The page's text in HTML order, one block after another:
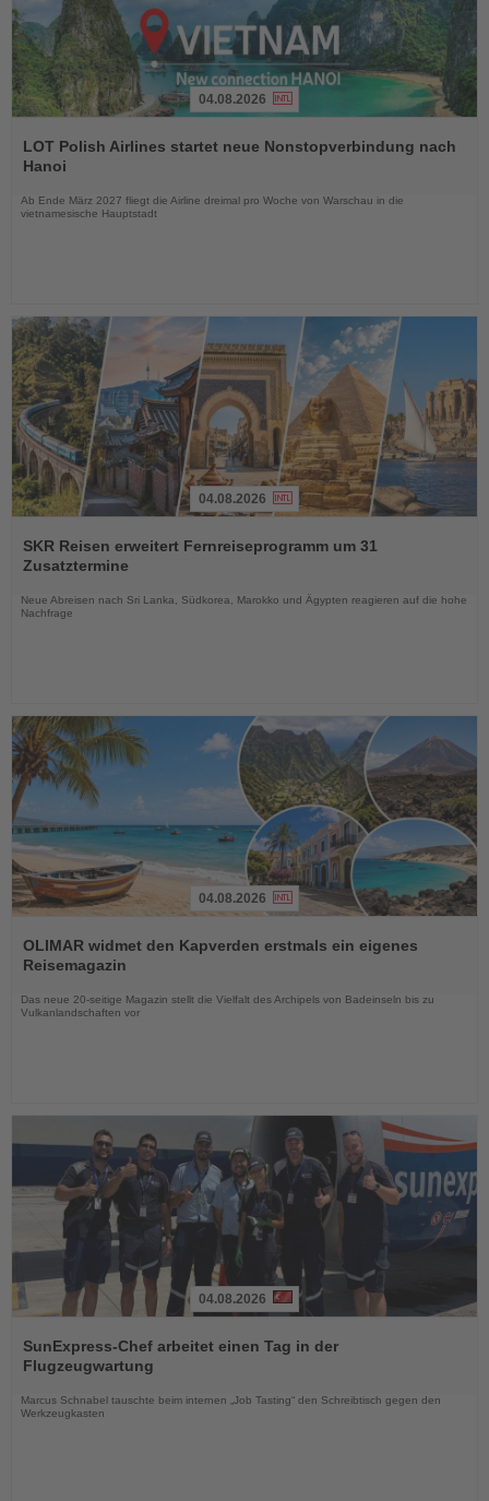
Sie
die
04.08.2026
LOT Polish Airlines startet neue Nonstopverbindung nach
Hanoi
Ab Ende März 2027 fliegt die Airline dreimal pro Woche von Warschau in die
vietnamesische Hauptstadt
Sie
die
04.08.2026
SKR Reisen erweitert Fernreiseprogramm um 31
Zusatztermine
Neue Abreisen nach Sri Lanka, Südkorea, Marokko und Ägypten reagieren auf die hohe
Nachfrage
Sie
die
Nachrichten
04.08.2026
OLIMAR widmet den Kapverden erstmals ein eigenes
Reisemagazin
Das neue 20-seitige Magazin stellt die Vielfalt des Archipels von Badeinseln bis zu
Vulkanlandschaften vor
Sie
die
Nachrichten
04.08.2026
SunExpress-Chef arbeitet einen Tag in der
Flugzeugwartung
Marcus Schnabel tauschte beim internen „Job Tasting“ den Schreibtisch gegen den
Werkzeugkasten